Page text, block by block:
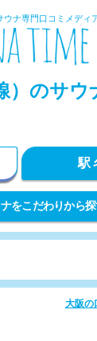
ウナ専門口コミメディ
）のサウ
駅
をこだわりから
大阪の